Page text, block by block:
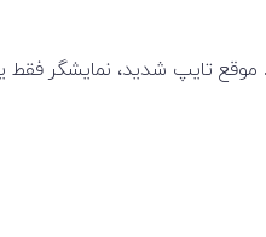
موقع تایپ شدید، نمایشگر فقط